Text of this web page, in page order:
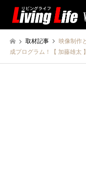
取材記事
映像制作
成プログラム！【 加藤雄太 】